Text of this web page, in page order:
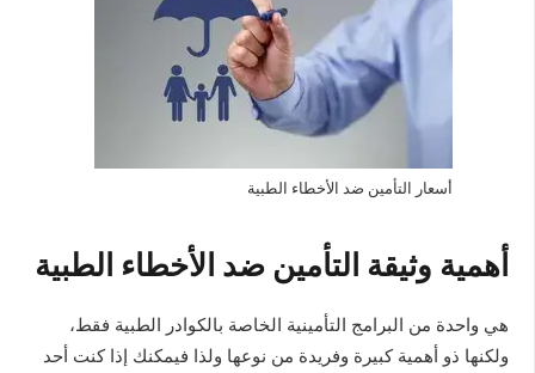
أسعار التأمين ضد الأخطاء الطبية
أهمية وثيقة التأمين ضد الأخطاء الطبية
هي واحدة من البرامج التأمينية الخاصة بالكوادر الطبية فقط،
ولكنها ذو أهمية كبيرة وفريدة من نوعها ولذا فيمكنك إذا كنت أحد